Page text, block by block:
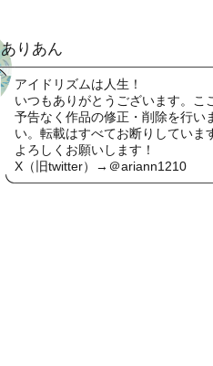
ありあん
アイドリズムは人生！
いつもありがとうございます。こ
予告なく作品の修正・削除を行い
い。転載はすべてお断りしていま
よろしくお願いします！
X（旧twitter）→＠ariann1210